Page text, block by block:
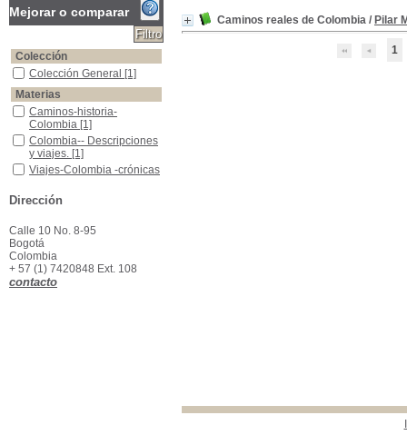
Caminos reales de Colombia / Pilar
1
Mejorar o comparar
Colección
Colección General
Colección General [1]
Materias
Caminos-historia-Colombia
Caminos-historia-
Colombia [1]
Colombia-- Descripciones y viajes.
Colombia-- Descripciones
y viajes. [1]
Viajes-Colombia -crónicas
Viajes-Colombia -crónicas
Dirección
Calle 10 No. 8-95
Bogotá
Colombia
+ 57 (1) 7420848 Ext. 108
contacto